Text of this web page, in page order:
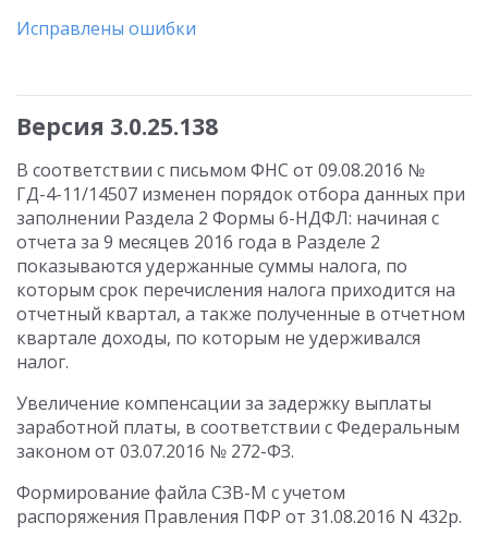
Исправлены ошибки
Версия 3.0.25.138
В соответствии с письмом ФНС от 09.08.2016 №
ГД-4-11/14507 изменен порядок отбора данных при
заполнении Раздела 2 Формы 6-НДФЛ: начиная с
отчета за 9 месяцев 2016 года в Разделе 2
показываются удержанные суммы налога, по
которым срок перечисления налога приходится на
отчетный квартал, а также полученные в отчетном
квартале доходы, по которым не удерживался
налог.
Увеличение компенсации за задержку выплаты
заработной платы, в соответствии с Федеральным
законом от 03.07.2016 № 272-ФЗ.
Формирование файла СЗВ-М с учетом
распоряжения Правления ПФР от 31.08.2016 N 432р.